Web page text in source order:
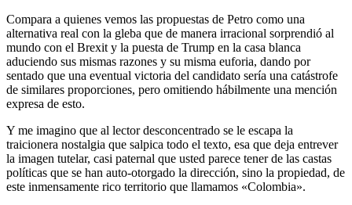
Compara a quienes vemos las propuestas de Petro como una
alternativa real con la gleba que de manera irracional sorprendió al
mundo con el Brexit y la puesta de Trump en la casa blanca
aduciendo sus mismas razones y su misma euforia, dando por
sentado que una eventual victoria del candidato sería una catástrofe
de similares proporciones, pero omitiendo hábilmente una mención
expresa de esto.
Y me imagino que al lector desconcentrado se le escapa la
traicionera nostalgia que salpica todo el texto, esa que deja entrever
la imagen tutelar, casi paternal que usted parece tener de las castas
políticas que se han auto-otorgado la dirección, sino la propiedad, de
este inmensamente rico territorio que llamamos «Colombia».